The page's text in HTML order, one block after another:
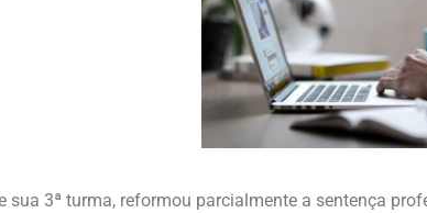
sua 3ª turma, reformou parcialmente a sentença